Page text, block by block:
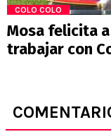
COLO COLO
Mosa felicita a
trabajar con